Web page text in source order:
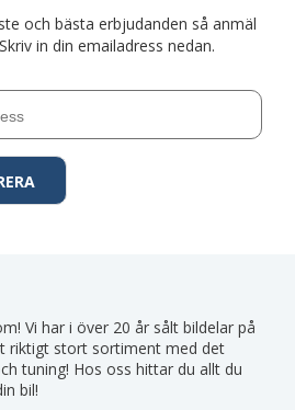
och bästa erbjudanden så anmäl
in din emailadress nedan.
Vi har i över 20 år sålt bildelar på
riktigt stort sortiment med det
tuning! Hos oss hittar du allt du
bil!